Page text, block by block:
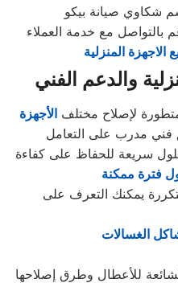
شكاوي صيانة بيكو
بالتواصل مع خدمة العملاء
المنزلية
والدعم الفني
لإصلاح مختلف الأجهزة
مدرب على التعامل
سريعة للحفاظ على كفاءة
فترة ممكنة
يمكنك التعرف على
الغسالات
للأعطال وطرق إصلاحها